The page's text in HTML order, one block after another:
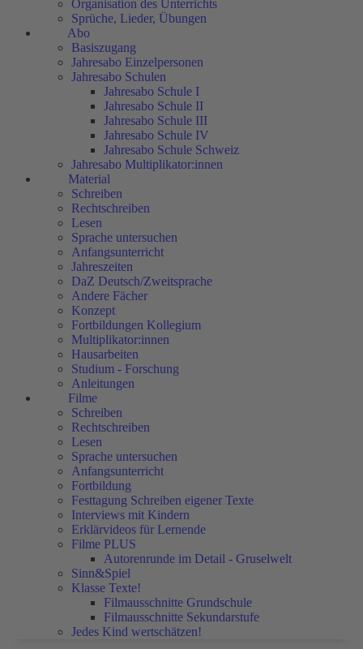
Organisation des Unterrichts
Sprüche, Lieder, Übungen
Abo
Basiszugang
Jahresabo Einzelpersonen
Jahresabo Schulen
Jahresabo Schule I
Jahresabo Schule II
Jahresabo Schule III
Jahresabo Schule IV
Jahresabo Schule Schweiz
Jahresabo Multiplikator:innen
Material
Schreiben
Rechtschreiben
Lesen
Sprache untersuchen
Anfangsunterricht
Jahreszeiten
DaZ Deutsch/Zweitsprache
Andere Fächer
Konzept
Fortbildungen Kollegium
Multiplikator:innen
Hausarbeiten
Studium - Forschung
Anleitungen
Filme
Schreiben
Rechtschreiben
Lesen
Sprache untersuchen
Anfangsunterricht
Fortbildung
Festtagung Schreiben eigener Texte
Interviews mit Kindern
Erklärvideos für Lernende
Filme PLUS
Autorenrunde im Detail - Gruselwelt
Sinn&Spiel
Klasse Texte!
Filmausschnitte Grundschule
Filmausschnitte Sekundarstufe
Jedes Kind wertschätzen!